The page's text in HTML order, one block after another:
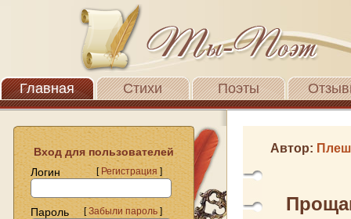
Главная Стихи Поэты
Вход для пользователей
Логин
[Регистрация]
Пароль [Забыли пароль]
Автор: